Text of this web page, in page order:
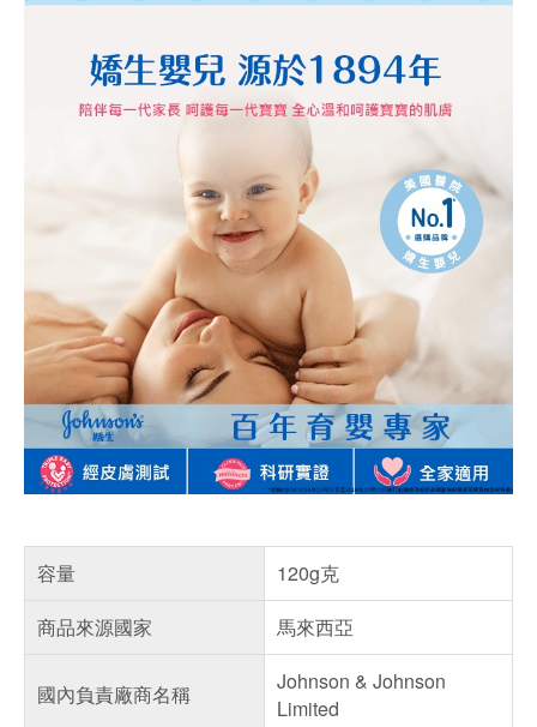
容量
120g克
商品來源國家
馬來西亞
國內負責廠商名稱
Johnson & Johnson
Limited